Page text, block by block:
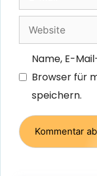
Mail
Website
Name, E-
Browser für
speichern.